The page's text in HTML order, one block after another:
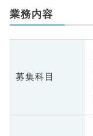
業務内容
募集科目